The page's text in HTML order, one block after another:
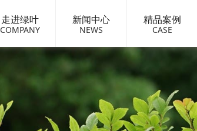
走进绿叶
COMPANY
新闻中心
NEWS
精品案例
CASE